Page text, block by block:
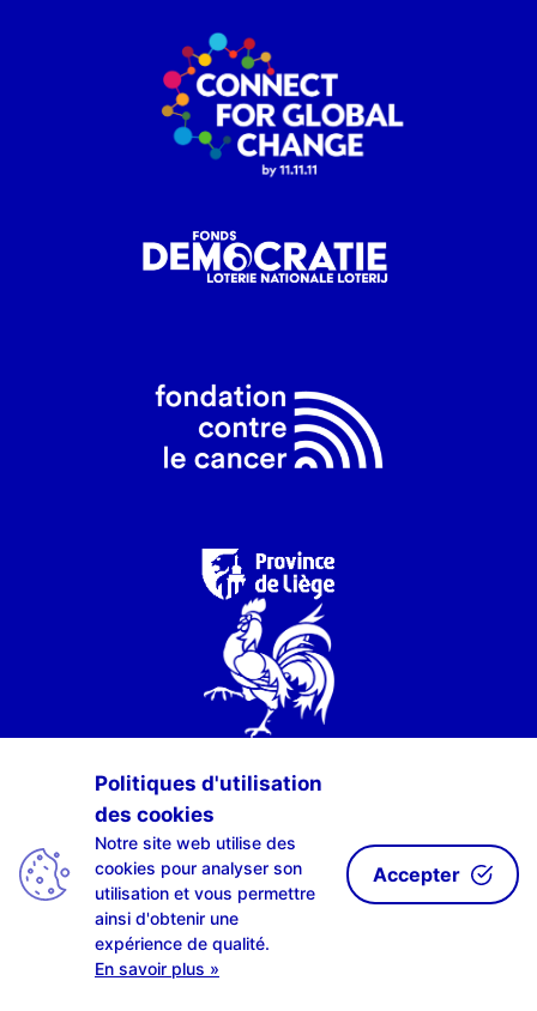
Politiques d'utilisation
des cookies
Notre site web utilise des
cookies pour analyser son
utilisation et vous permettre
ainsi d'obtenir une
expérience de qualité.
En savoir plus »
Accepter